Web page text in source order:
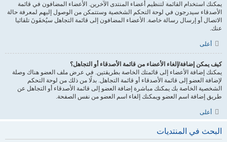
يمكنك استخدام القائمة لتنظيم أعضاء المنتدى الآخرين. الأعضاء المضافون في قائمة
الأصدقاء سيدرجون في لوحة التحكم الشخصية وستتمكن من الوصول إليهم لمعرفة حالة
الاتصال أو إرسال رسالة خاصة. الأعضاء المضافون إلى قائمة التجاهل سيُخفَونَ تلقائيا
عنك.
أعلى
كيف يمكن إضافة/إلغاء الأعضاء من قائمة الأصدقاء أو التجاهل؟
يمكنك إضافة الأعضاء إلى قائمتك الخاصة بطريقتين. في عرض ملف العضو هناك وصلة
لإضافة العضو إلى قائمة الأصدقاء أو قائمة التجاهل. بدلًا من ذلك من لوحة التحكم
الشخصية الخاصة بك يمكنك مباشرة إضافة العضو إلى قائمة الأصدقاء أو التجاهل عن
طريق إضافة اسم العضو ويمكنك إلغاء اسم العضو من نفس الصفحة.
أعلى
البحث في المنتديات